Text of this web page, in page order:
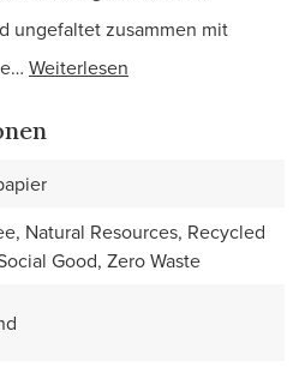
ungefaltet zusammen mit
Weiterlesen
Natural Resources, Recycled
Good, Zero Waste